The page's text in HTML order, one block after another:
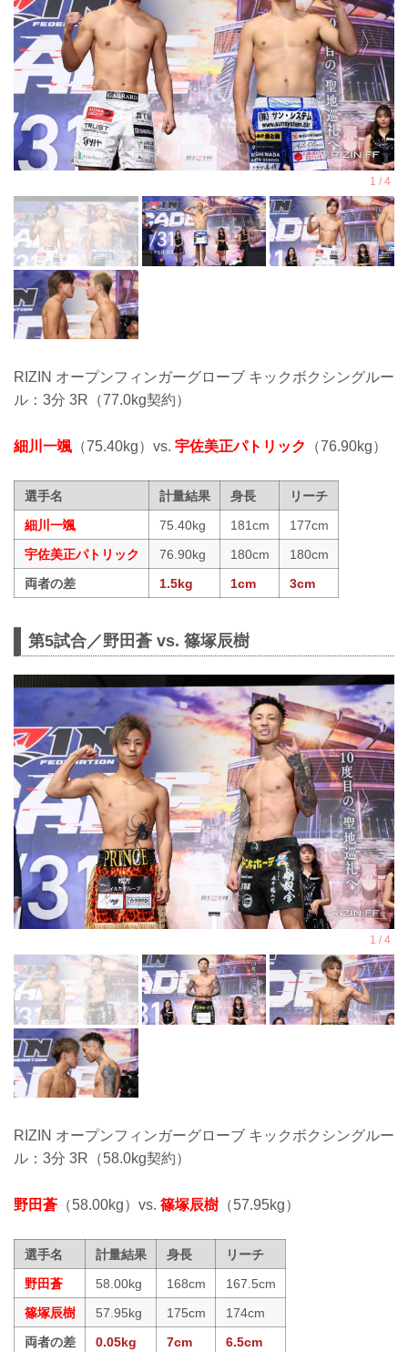
RIZIN オープンフィンガーグローブ キックボクシングルー
ル：3分 3R（77.0kg契約）
細川一颯 （75.40kg）vs. 宇佐美正パトリック （76.90kg）
選手名 計量結果 身長
リーチ
細川一颯
75.40kg 181cm
177cm
宇佐美正パトリック
76.90kg 180cm
180cm
両者の差
1.5kg 1cm 3cm
第5試合／野田蒼 vs. 篠塚辰樹
RIZIN オープンフィンガーグローブ キックボクシングルー
ル：3分 3R（58.0kg契約）
野田蒼 （58.00kg）vs. 篠塚辰樹 （57.95kg）
選手名 計量結果 身長
リーチ
野田蒼
58.00kg 168cm
167.5cm
篠塚辰樹
57.95kg 175cm
174cm
両者の差
0.05kg 7cm 6.5cm